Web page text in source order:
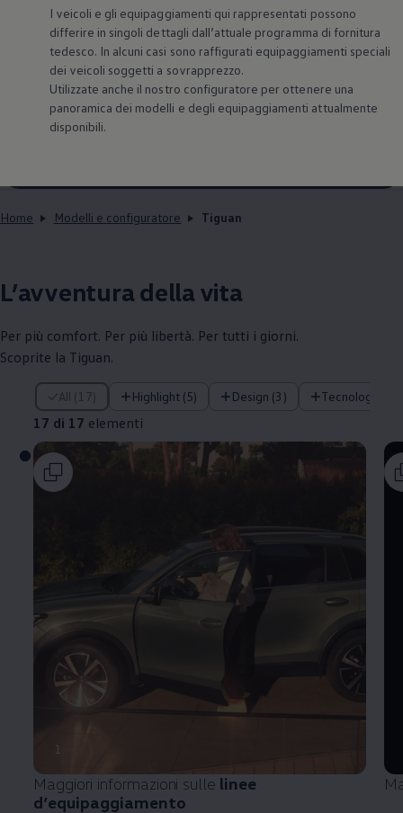
La Tiguan
Home Modelli e configuratore Tiguan
L’avventura della vita
Per più comfort. Per più libertà. Per tutti i giorni.
Scoprite la Tiguan.
All (17) Highlight (5) Design (3) Tecnologia (1)
17 di 17 elementi
17 di 17 elementi
1
Maggiori informazioni sulle linee
d’equipaggiamento
I veicoli e gli equipaggiamenti qui rappresentati possono
differire in singoli dettagli dall’attuale programma di fornitura
tedesco. In alcuni casi sono raffigurati equipaggiamenti speciali
dei veicoli soggetti a sovrapprezzo.
Utilizzate anche il nostro configuratore per ottenere una
panoramica dei modelli e degli equipaggiamenti attualmente
disponibili.